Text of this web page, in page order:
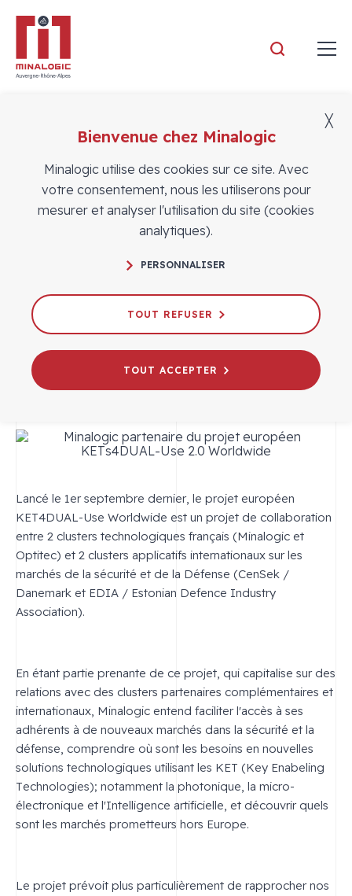
Actualités
européen KETs4DUAL-Use 2.0
Worldwide
VIE DU PÔLE
Lancé le 1er septembre dernier, le projet européen
KET4DUAL-Use Worldwide est un projet de collaboration
entre 2 clusters technologiques français (Minalogic et
Optitec) et 2 clusters applicatifs internationaux sur les
marchés de la sécurité et de la Défense (CenSek /
Danemark et EDIA / Estonian Defence Industry
Association).
En étant partie prenante de ce projet, qui capitalise sur des
relations avec des clusters partenaires complémentaires et
internationaux, Minalogic entend faciliter l'accès à ses
adhérents à de nouveaux marchés dans la sécurité et la
défense, comprendre où sont les besoins en nouvelles
solutions technologiques utilisant les KET (Key Enabeling
Technologies); notamment la photonique, la micro-
électronique et l'Intelligence artificielle, et découvrir quels
sont les marchés prometteurs hors Europe.
Le projet prévoit plus particulièrement de rapprocher nos
Bienvenue chez Minalogic
Minalogic utilise des cookies sur ce site. Avec
votre consentement, nous les utiliserons pour
mesurer et analyser l'utilisation du site (cookies
analytiques).
PERSONNALISER
TOUT REFUSER
TOUT ACCEPTER
╳